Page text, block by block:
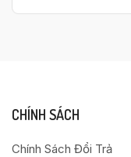
CHÍNH SÁCH
Chính Sách Đổi Trả